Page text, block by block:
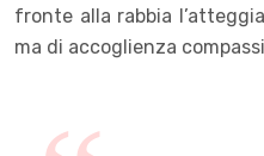
fronte alla rabbia
ma di accoglienza